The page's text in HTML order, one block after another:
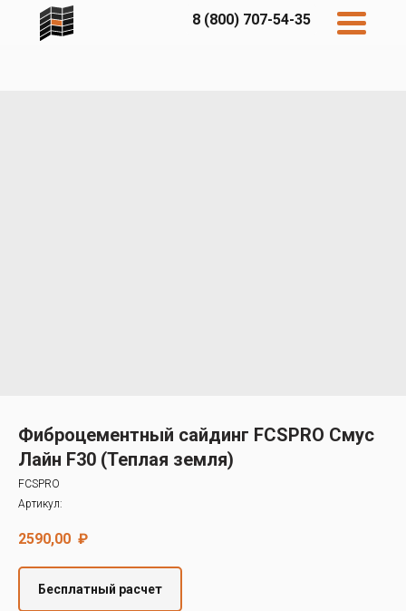
8 (800) 707-54-35
Cedral
Фиброцементный сайдинг FCSPRO Смус
Лайн F30 (Теплая земля)
FCSPRO
Артикул:
2590,00 ₽
Бесплатный расчет